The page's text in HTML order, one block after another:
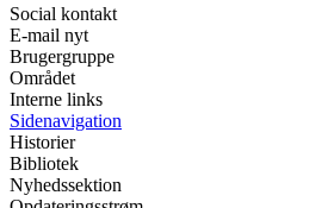
Social kontakt
E-mail nyt
Brugergruppe
Området
Interne links
Sidenavigation
Historier
Bibliotek
Nyhedssektion